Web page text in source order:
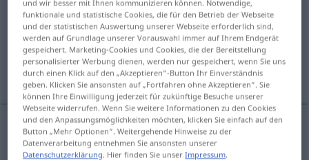
Übersicht aller Übersetzungen
(Für mehr Details die Übersetzung anklicken/antippen)
erheben, lobpreisen
erheben enaltecer
und wir besser mit Ihnen kommunizieren können. Notwendige,
funktionale und statistische Cookies, die für den Betrieb der Webseite
und der statistischen Auswertung unserer Webseite erforderlich sind,
werden auf Grundlage unserer Vorauswahl immer auf Ihrem Endgerät
gespeichert. Marketing-Cookies und Cookies, die der Bereitstellung
personalisierter Werbung dienen, werden nur gespeichert, wenn Sie uns
durch einen Klick auf den „Akzeptieren“-Button Ihr Einverständnis
geben. Klicken Sie ansonsten auf „Fortfahren ohne Akzeptieren“. Sie
können Ihre Einwilligung jederzeit für zukünftige Besuche unserer
Webseite widerrufen. Wenn Sie weitere Informationen zu den Cookies
und den Anpassungsmöglichkeiten möchten, klicken Sie einfach auf den
Button „Mehr Optionen“. Weitergehende Hinweise zu der
Datenverarbeitung entnehmen Sie ansonsten unserer
Datenschutzerklärung . Hier finden Sie unserImpressum